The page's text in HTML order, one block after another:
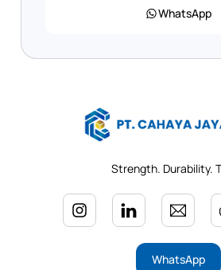
WhatsApp
Strength. Durability.
WhatsApp